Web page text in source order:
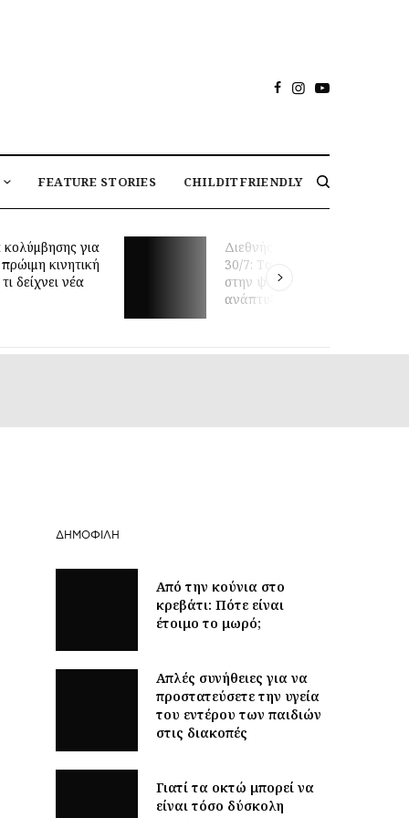
FEATURE STORIES CHILDITFRIENDLY
για
κινητική
δείχνει νέα
Διεθνής Ημέρα Φιλίας
30/7: Tα οφέλη της φιλίας
στην ψυχική υγεία και
ανάπτυξη των παιδιών
ΔΗΜΟΦΙΛΉ
Από την κούνια στο
κρεβάτι: Πότε είναι
έτοιμο το μωρό;
Απλές συνήθειες για να
προστατεύσετε την υγεία
του εντέρου των παιδιών
στις διακοπές
Γιατί τα οκτώ μπορεί να
είναι τόσο δύσκολη